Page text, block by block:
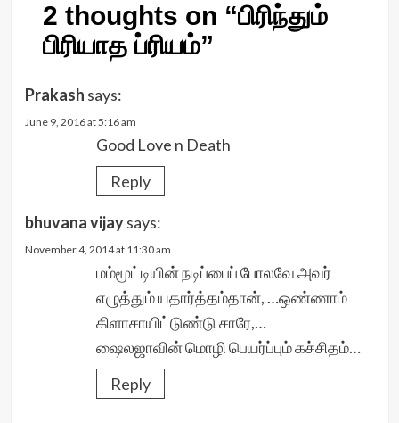
2 thoughts on “பிரிந்தும்
பிரியாத ப்ரியம்”
Prakash says:
June 9, 2016 at 5:16 am
Good Love n Death
Reply
bhuvana vijay says:
November 4, 2014 at 11:30 am
மம்மூட்டியின் நடிப்பைப் போலவே அவர்
எழுத்தும் யதார்த்தம்தான், …ஒண்ணாம்
கிளாசாயிட்டுண்டு சாரே,…
ஷைலஜாவின் மொழி பெயர்ப்பும் கச்சிதம்…
Reply